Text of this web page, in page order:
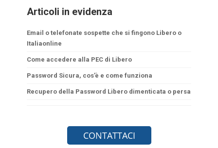
Articoli in evidenza
Email o telefonate sospette che si fingono Libero o
Italiaonline
Come accedere alla PEC di Libero
Password Sicura, cos’è e come funziona
Recupero della Password Libero dimenticata o persa